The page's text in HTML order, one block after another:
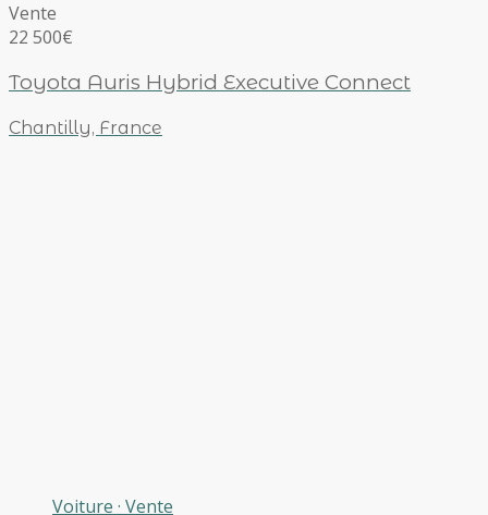
Vente
22 500€
Toyota Auris Hybrid Executive Connect
Chantilly, France
Voiture · Vente